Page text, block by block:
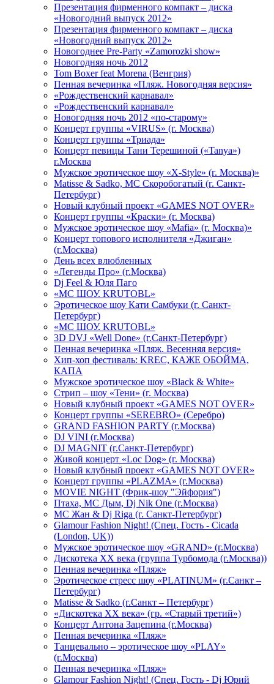
Презентация фирменного компакт – диска
«Новогодний выпуск 2012»
Презентация фирменного компакт – диска
«Новогодний выпуск 2012»
Новогоднее Pre-Party «Zamorozki show»
Новогодняя ночь 2012
Tom Boxer feat Morena (Венгрия)
Пенная вечеринка «Пляж. Новогодняя версия»
«Рождественский карнавал»
«Рождественский карнавал»
Новогодняя ночь 2012 «по-старому»
Концерт группы «VIRUS» (г. Москва)
Концерт группы «Триада»
Концерт певицы Тани Терешиной («Tanya»)
г.Москва
Мужское эротическое шоу «X-Style» (г. Москва)»
Matissе & Sadko, MC Скоробогатый (г. Санкт-
Петербург)
Новый клубный проект «GAMES NOT OVER»
Концерт группы «Краски» (г. Москва)
Мужское эротическое шоу «Mafia» (г. Москва)»
Концерт топового исполнителя «Джиган»
(г.Москва)
День всех влюбленных
«Легенды Про» (г.Москва)
Dj Feel & Юля Паго
«МС ШОУ. KRUTOBL»
Эротическое шоу Кати Самбуки (г. Санкт-
Петербург)
«МС ШОУ. KRUTOBL»
3D DVJ «Well Done» (г.Санкт-Петербург)
Пенная вечеринка «Пляж. Весенняя версия»
Хип-хоп фестиваль: KREC, КАЖЕ ОБОЙМА,
КАПА
Мужское эротическое шоу «Black & White»
Стрип – шоу «Тени» (г. Москва)
Новый клубный проект «GAMES NOT OVER»
Концерт группы «SEREBRO» (Серебро)
GRAND FASHION PARTY (г.Москва)
DJ VINI (г.Москва)
DJ MAGNIT (г.Санкт-Петербург)
Живой концерт «Loc Dog» (г. Москва)
Новый клубный проект «GAMES NOT OVER»
Концерт группы «PLAZMA» (г.Москва)
MOVIE NIGHT (Фрик-шоу "Эйфория")
Птаха, МС Дым, Dj Nik One (г.Москва)
МС Жан & Dj Riga (г. Санкт-Петербург)
Glamour Fashion Night! (Спец. Гость - Cicada
(London, UK))
Мужское эротическое шоу «GRAND» (г.Москва)
Дискотека XX века (группа Турбомода (г.Москва))
Пенная вечеринка «Пляж»
Эротическое стресс шоу «PLATINUM» (г.Санкт –
Петербург)
Matisse & Sadko (г.Санкт – Петербург)
«Дискотека ХХ века» (гр. «Старый третий»)
Концерт Антона Зацепина (г.Москва)
Пенная вечеринка «Пляж»
Танцевально – эротическое шоу «PLAY»
(г.Москва)
Пенная вечеринка «Пляж»
Glamour Fashion Night! (Спец. Гость - Dj Юрий